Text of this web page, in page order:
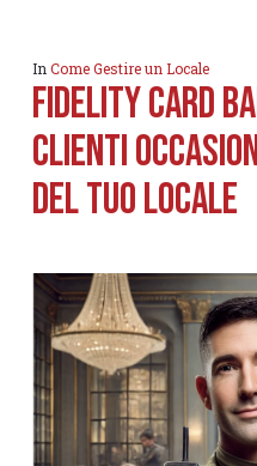
InCome Gestire un Locale
Fidelity Card
clienti
del tuo locale